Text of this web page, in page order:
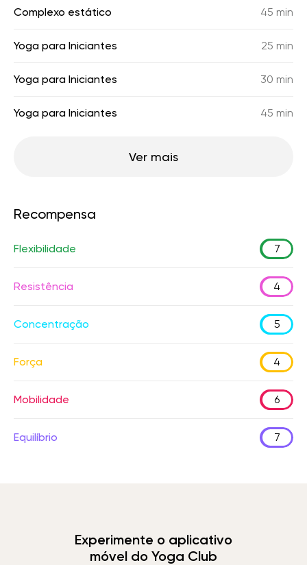
Complexo estático 45 min
Yoga para Iniciantes 25 min
Yoga para Iniciantes 30 min
Yoga para Iniciantes 45 min
Ver mais
Recompensa
Flexibilidade 7
Resistência 4
Concentração 5
Força 4
Mobilidade 6
Equilíbrio 7
Experimente o aplicativo
móvel do Yoga Club